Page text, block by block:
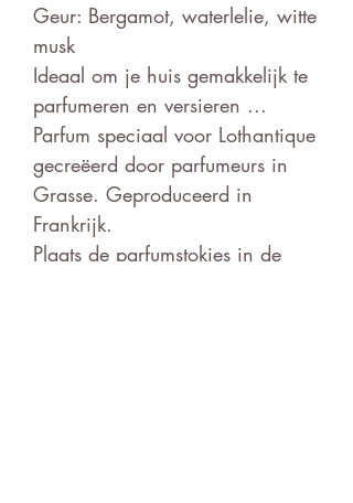
Geur: Bergamot, waterlelie, witte
musk
Ideaal om je huis gemakkelijk te
parfumeren en versieren ...
Parfum speciaal voor Lothantique
gecreëerd door parfumeurs in
Grasse. Geproduceerd in
Frankrijk.
Plaats de parfumstokjes in de